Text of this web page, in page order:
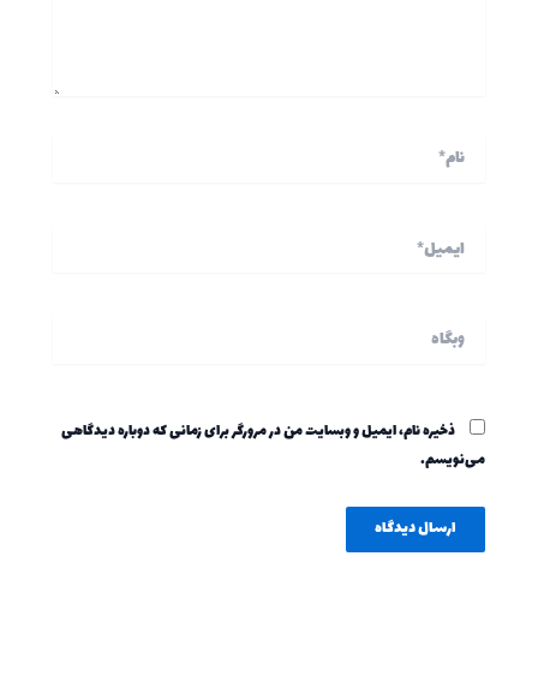
ایمیل*
ذخیره نام، ایمیل و وبسایت من در مرورگر برای زمانی که دوباره دیدگاهی
می‌نویسم.